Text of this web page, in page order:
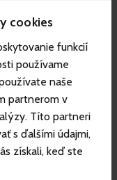
cookies
funkcií
používame
naše
partnerom v
Títo partneri
s ďalšími údajmi,
získali, keď ste
noční koupání s
v bazénu! Jen
a masážních